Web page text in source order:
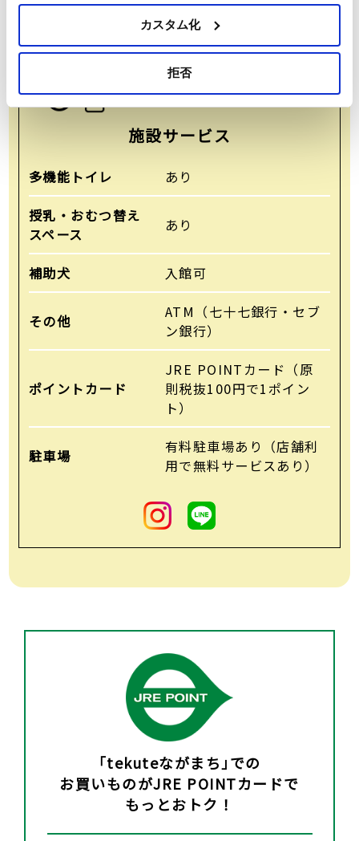
カスタム化
拒否
※一部ご利用いただけない店舗がございます。
詳しくは店頭でご確認ください。
施設サービス
多機能トイレ
あり
授乳・おむつ替え
スペース
あり
補助犬 入館可
その他
ATM（七十七銀行・セブ
ン銀行）
ポイントカード
JRE POINTカード （原
則税抜100円で1ポイン
ト）
駐車場 有料駐車場あり
（店舗利
用で無料サービスあり）
｢tekuteながまち｣での
お買いものがJRE POINTカードで
もっとおトク！